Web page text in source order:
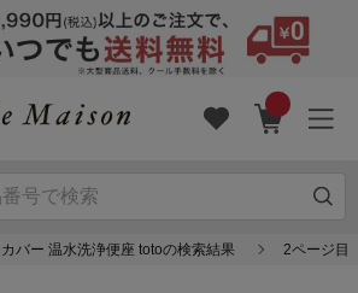
カバー 温水洗浄便座 totoの検索結果 2ページ目